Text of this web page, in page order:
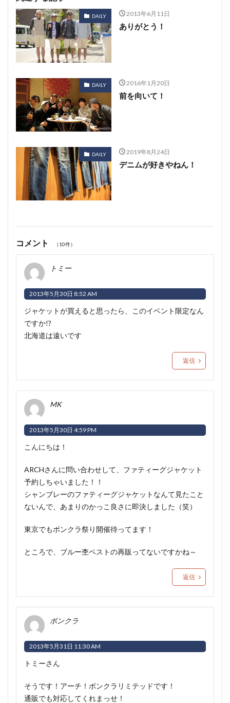
DAILY 2013年6月11日
ありがとう！
DAILY 2016年1月20日
前を向いて！
DAILY 2019年8月24日
デニムが好きやねん！
コメント （10件）
トミー
2013年5月30日 8:52 AM
ジャケットが買えると思ったら、このイベント限定なん
ですか!?
北海道は遠いです
返信
MK
2013年5月30日 4:59 PM
こんにちは！
ARCHさんに問い合わせして、ファティーグジャケット
予約しちゃいました！！
シャンブレーのファティーグジャケットなんて見たこと
ないんで、あまりのかっこ良さに即決しました（笑）
東京でもボンクラ祭り開催待ってます！
ところで、ブルー杢ベストの再販ってないですかね～
返信
ボンクラ
2013年5月31日 11:30 AM
トミーさん
そうです！アーチ！ボンクラリミテッドです！
通販でも対応してくれまっせ！